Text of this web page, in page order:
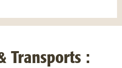
Transports :